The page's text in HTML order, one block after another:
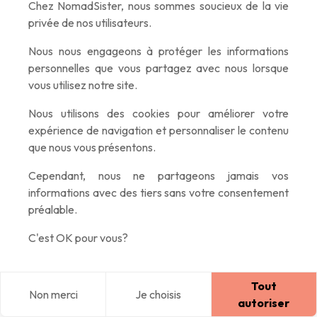
Chez NomadSister, nous sommes soucieux de la vie
privée de nos utilisateurs.
Nous nous engageons à protéger les informations
personnelles que vous partagez avec nous lorsque
vous utilisez notre site.
Nous utilisons des cookies pour améliorer votre
expérience de navigation et personnaliser le contenu
que nous vous présentons.
Cependant, nous ne partageons jamais vos
informations avec des tiers sans votre consentement
préalable.
C'est OK pour vous?
Non merci Je choisis
Tout
autoriser
Explorer Blog Connexion
village côtierdu Wild Coast préserve l'authenticité de la
et l'hospitalité locale créent uneimmersion totale dans
l'Afrique rurale
L'absence de développement touristique massif garantit des
rencontres humaines exceptionnelles.
Panoramas vertigineux sur le
Drakensberg au Blyde River Canyon
C’est letroisième plus grand canyon au monde
biodiversité exceptionnelle. Les Three Rondavels et God's
Window offrent des points de vue spectaculaires sur